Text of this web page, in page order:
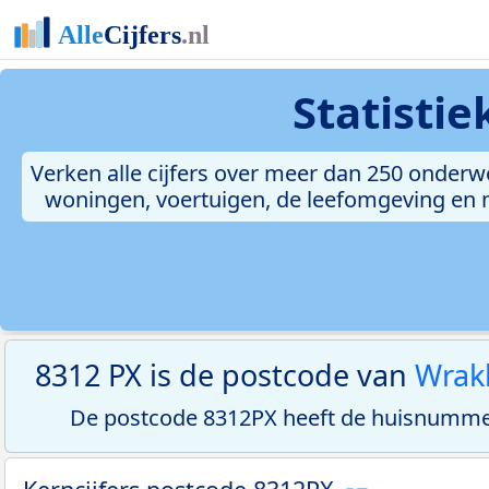
Verken alle cijfers over meer dan 250
woningen, voertuigen, de leefomgeving
8312 PX is de postcode van
De postcode 8312PX heeft de